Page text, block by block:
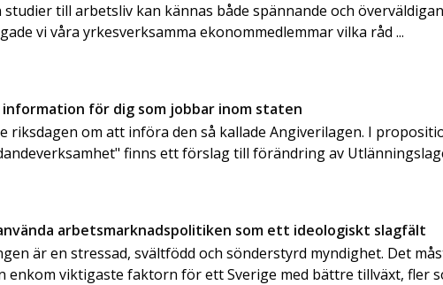
till arbetsliv kan kännas både spännande och
vi våra yrkesverksamma ekonommedlemmar vilka råd ...
för dig som jobbar inom staten
riksdagen om att införa den så kallade Angiverilagen. I
finns ett förslag till förändring av
arbetsmarknadspolitiken som ett ideologiskt slagfält
är en stressad, svältfödd och sönderstyrd myndighet. Det
enkom viktigaste faktorn för ett Sverige med bättre tillväxt, fler